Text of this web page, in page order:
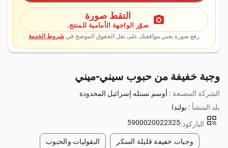
photo_camera التقط صورة
صوّر الواجهة الأمامية للمنتج.
رفع صورة يعني موافقتك على نقل الحقوق الموضح في شروط الخدمة
وجبة خفيفة من حبوب سيني-ميني
الشركة المصنعة : أوسم نستله إسرائيل المحدودة
بلد المنشأ : بولندا
qr_code الباركود:5900020022325
وجبات خفيفة قليلة السكر البقوليات والحبوب